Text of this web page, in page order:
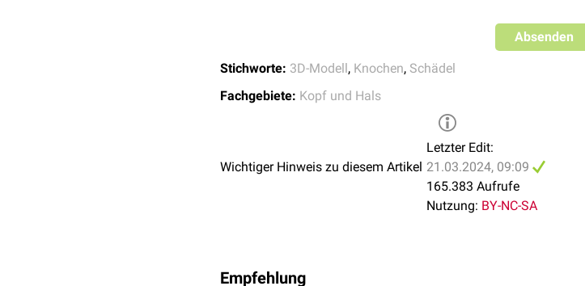
Absenden
Stichworte: 3D-Modell, Knochen, Schädel
Fachgebiete: Kopf und Hals
Wichtiger Hinweis zu diesem Artikel
Letzter Edit:
21.03.2024, 09:09
165.383 Aufrufe
Nutzung: BY-NC-SA
Empfehlung